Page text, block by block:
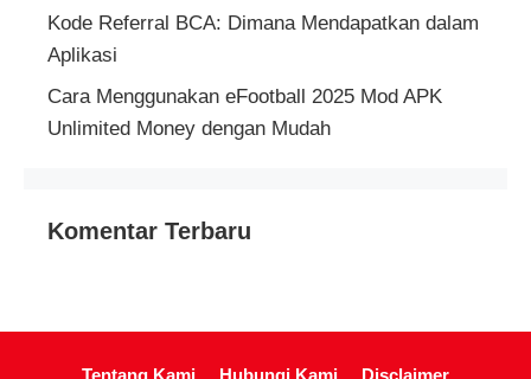
Kode Referral BCA: Dimana Mendapatkan dalam
Aplikasi
Cara Menggunakan eFootball 2025 Mod APK
Unlimited Money dengan Mudah
Komentar Terbaru
Tentang Kami Hubungi Kami Disclaimer